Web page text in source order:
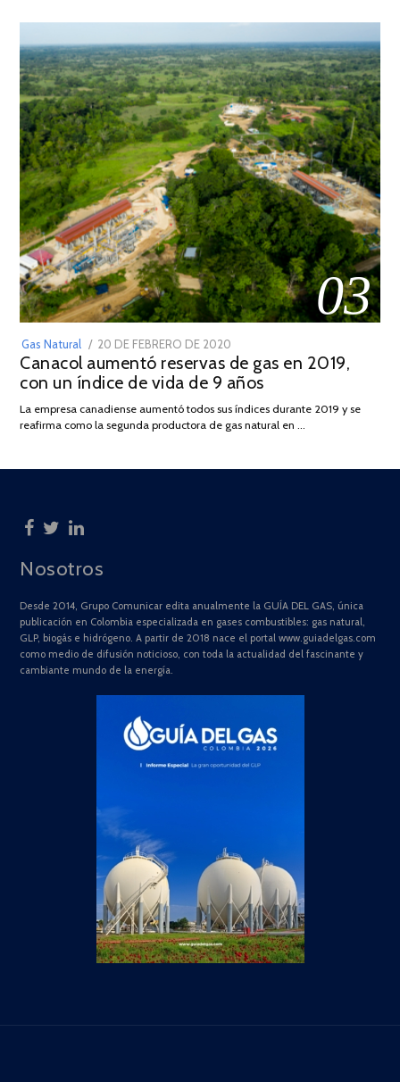
03
Gas Natural
POSTED
ON
20 DE FEBRERO DE 2020
DE
JULIO
2025
Canacol aumentó reservas de gas en 2019,
con un índice de vida de 9 años
La empresa canadiense aumentó todos sus índices durante 2019 y se
reafirma como la segunda productora de gas natural en …
Nosotros
Desde 2014, Grupo Comunicar edita anualmente la GUÍA DEL GAS, única
publicación en Colombia especializada en gases combustibles: gas natural,
GLP, biogás e hidrógeno. A partir de 2018 nace el portal www.guiadelgas.com
como medio de difusión noticioso, con toda la actualidad del fascinante y
cambiante mundo de la energía.